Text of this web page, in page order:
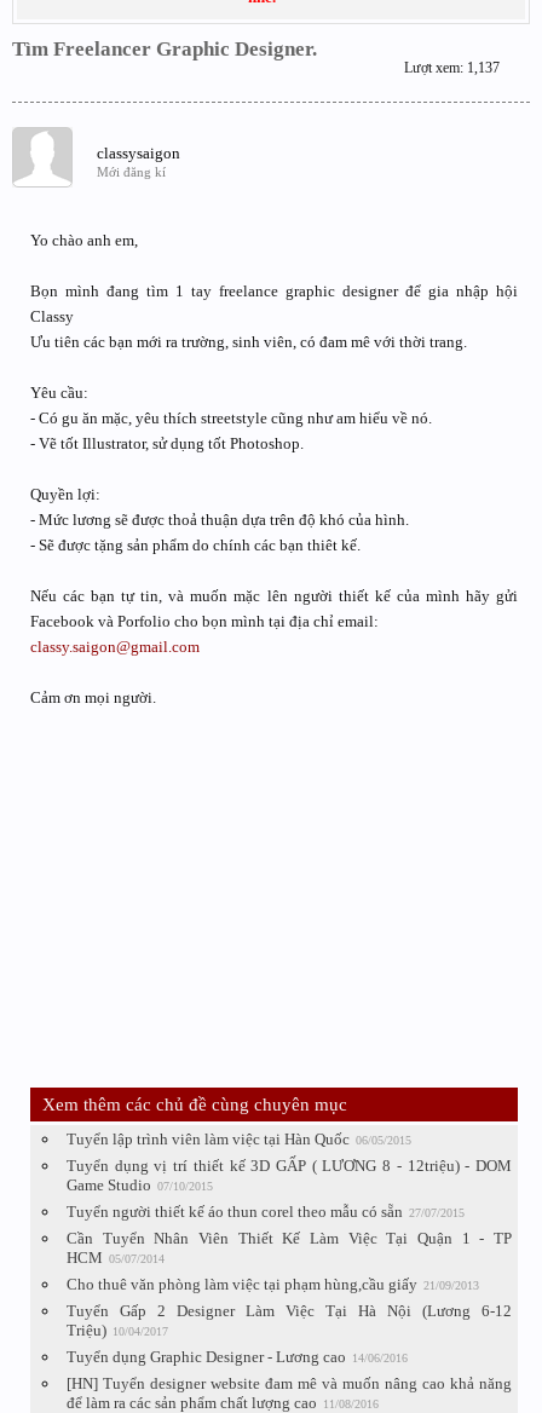
Tìm Freelancer Graphic Designer.
Lượt xem: 1,137
classysaigon
Mới đăng kí
Yo chào anh em,
Bọn mình đang tìm 1 tay freelance graphic designer để gia nhập hội
Classy
Ưu tiên các bạn mới ra trường, sinh viên, có đam mê với thời trang.
Yêu cầu:
- Có gu ăn mặc, yêu thích streetstyle cũng như am hiểu về nó.
- Vẽ tốt Illustrator, sử dụng tốt Photoshop.
Quyền lợi:
- Mức lương sẽ được thoả thuận dựa trên độ khó của hình.
- Sẽ được tặng sản phẩm do chính các bạn thiêt kế.
Nếu các bạn tự tin, và muốn mặc lên người thiết kế của mình hãy gửi
Facebook và Porfolio cho bọn mình tại địa chỉ email:
classy.saigon@gmail.com
Cảm ơn mọi người.
Xem thêm các chủ đề cùng chuyên mục
Tuyển lập trình viên làm việc tại Hàn Quốc 06/05/2015
Tuyển dụng vị trí thiết kế 3D GẤP ( LƯƠNG 8 - 12triệu) - DOM
Game Studio 07/10/2015
Tuyển người thiết kế áo thun corel theo mẫu có sẵn 27/07/2015
Cần Tuyển Nhân Viên Thiết Kế Làm Việc Tại Quận 1 - TP
HCM 05/07/2014
Cho thuê văn phòng làm việc tại phạm hùng,cầu giấy 21/09/2013
Tuyển Gấp 2 Designer Làm Việc Tại Hà Nội (Lương 6-12
Triệu) 10/04/2017
Tuyển dụng Graphic Designer - Lương cao 14/06/2016
[HN] Tuyển designer website đam mê và muốn nâng cao khả năng
để làm ra các sản phẩm chất lượng cao
11/08/2016